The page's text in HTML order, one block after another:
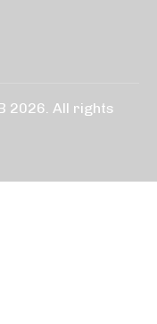
2026. All rights